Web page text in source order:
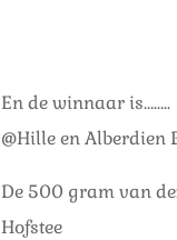
En de winnaar is……..
@Hille en Alberdien
De 500 gram van
Hofstee